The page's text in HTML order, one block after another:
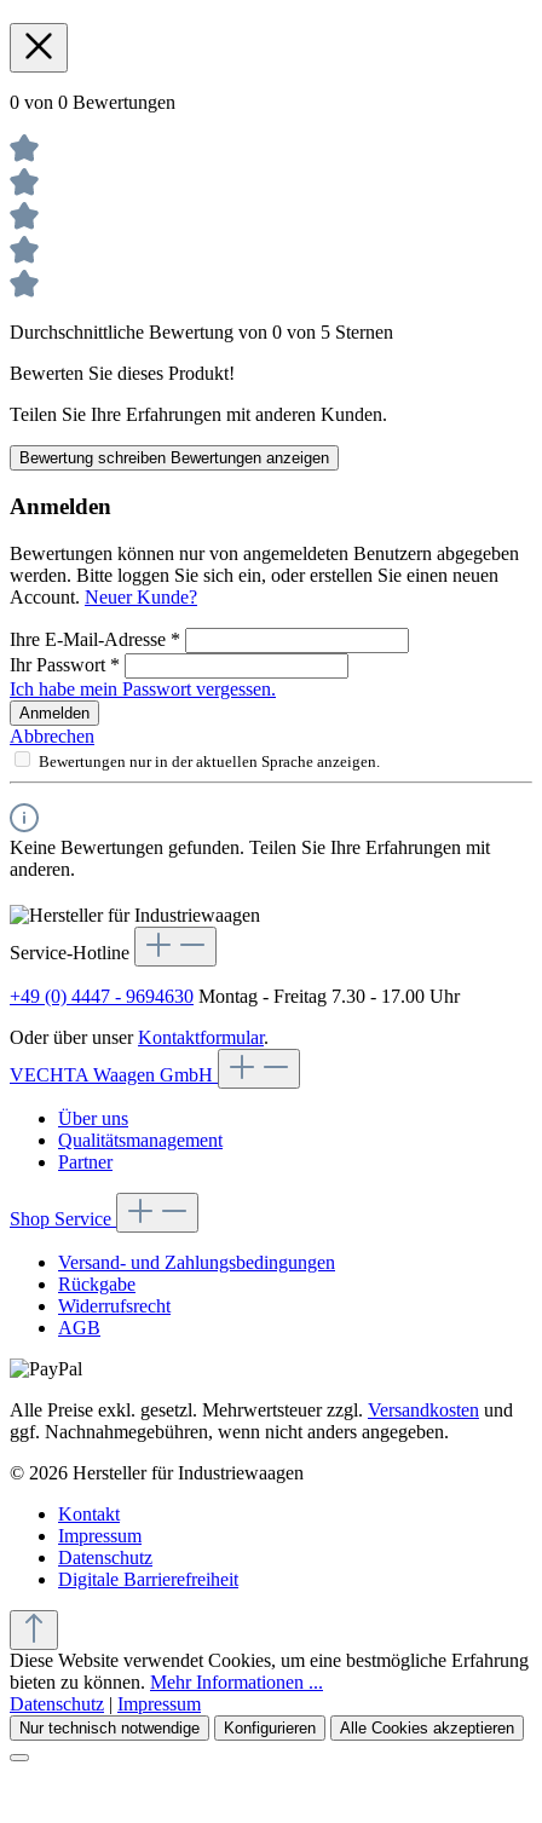
0 von 0 Bewertungen
Durchschnittliche Bewertung von 0 von 5 Sternen
Bewerten Sie dieses Produkt!
Teilen Sie Ihre Erfahrungen mit anderen Kunden.
Bewertung schreiben Bewertungen anzeigen
Anmelden
Bewertungen können nur von angemeldeten Benutzern abgegeben
werden. Bitte loggen Sie sich ein, oder erstellen Sie einen neuen
Account. Neuer Kunde?
Ihre E-Mail-Adresse *
Ihr Passwort *
Ich habe mein Passwort vergessen.
Anmelden
Abbrechen
Bewertungen nur in der aktuellen Sprache anzeigen.
Keine Bewertungen gefunden. Teilen Sie Ihre Erfahrungen mit
anderen.
Service-Hotline
+49 (0) 4447 - 9694630 Montag - Freitag 7.30 - 17.00 Uhr
Oder über unserKontaktformular.
VECHTA Waagen GmbH
Über uns
Qualitätsmanagement
Partner
Shop Service
Versand- und Zahlungsbedingungen
Rückgabe
Widerrufsrecht
AGB
Alle Preise exkl. gesetzl. Mehrwertsteuer zzgl. Versandkosten und
ggf. Nachnahmegebühren, wenn nicht anders angegeben.
© 2026 Hersteller für Industriewaagen
Kontakt
Impressum
Datenschutz
Digitale Barrierefreiheit
Diese Website verwendet Cookies, um eine bestmögliche Erfahrung
bieten zu können. Mehr Informationen ...
Datenschutz | Impressum
Nur technisch notwendige Konfigurieren Alle Cookies akzeptieren